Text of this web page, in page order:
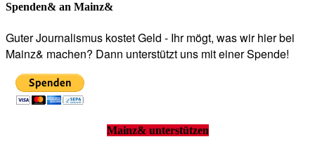
Spenden& an Mainz&
Guter Journalismus kostet Geld - Ihr mögt, was wir hier bei
Mainz& machen? Dann unterstützt uns mit einer Spende!
Mainz& unterstützen